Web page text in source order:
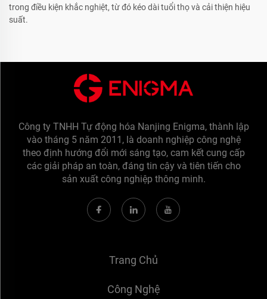
trong điều kiện khắc nghiệt, từ đó kéo dài tuổi thọ và cải thiện hiệu
suất.
Công ty TNHH Tự động hóa Nanjing Enigma, thành lập
vào tháng 5 năm 2011, là doanh nghiệp công nghệ
theo định hướng đổi mới sáng tạo, cam kết cung cấp
các giải pháp an toàn, đáng tin cậy và tiên tiến cho
sản xuất công nghiệp thông minh.
Trang Chủ
Công Nghệ